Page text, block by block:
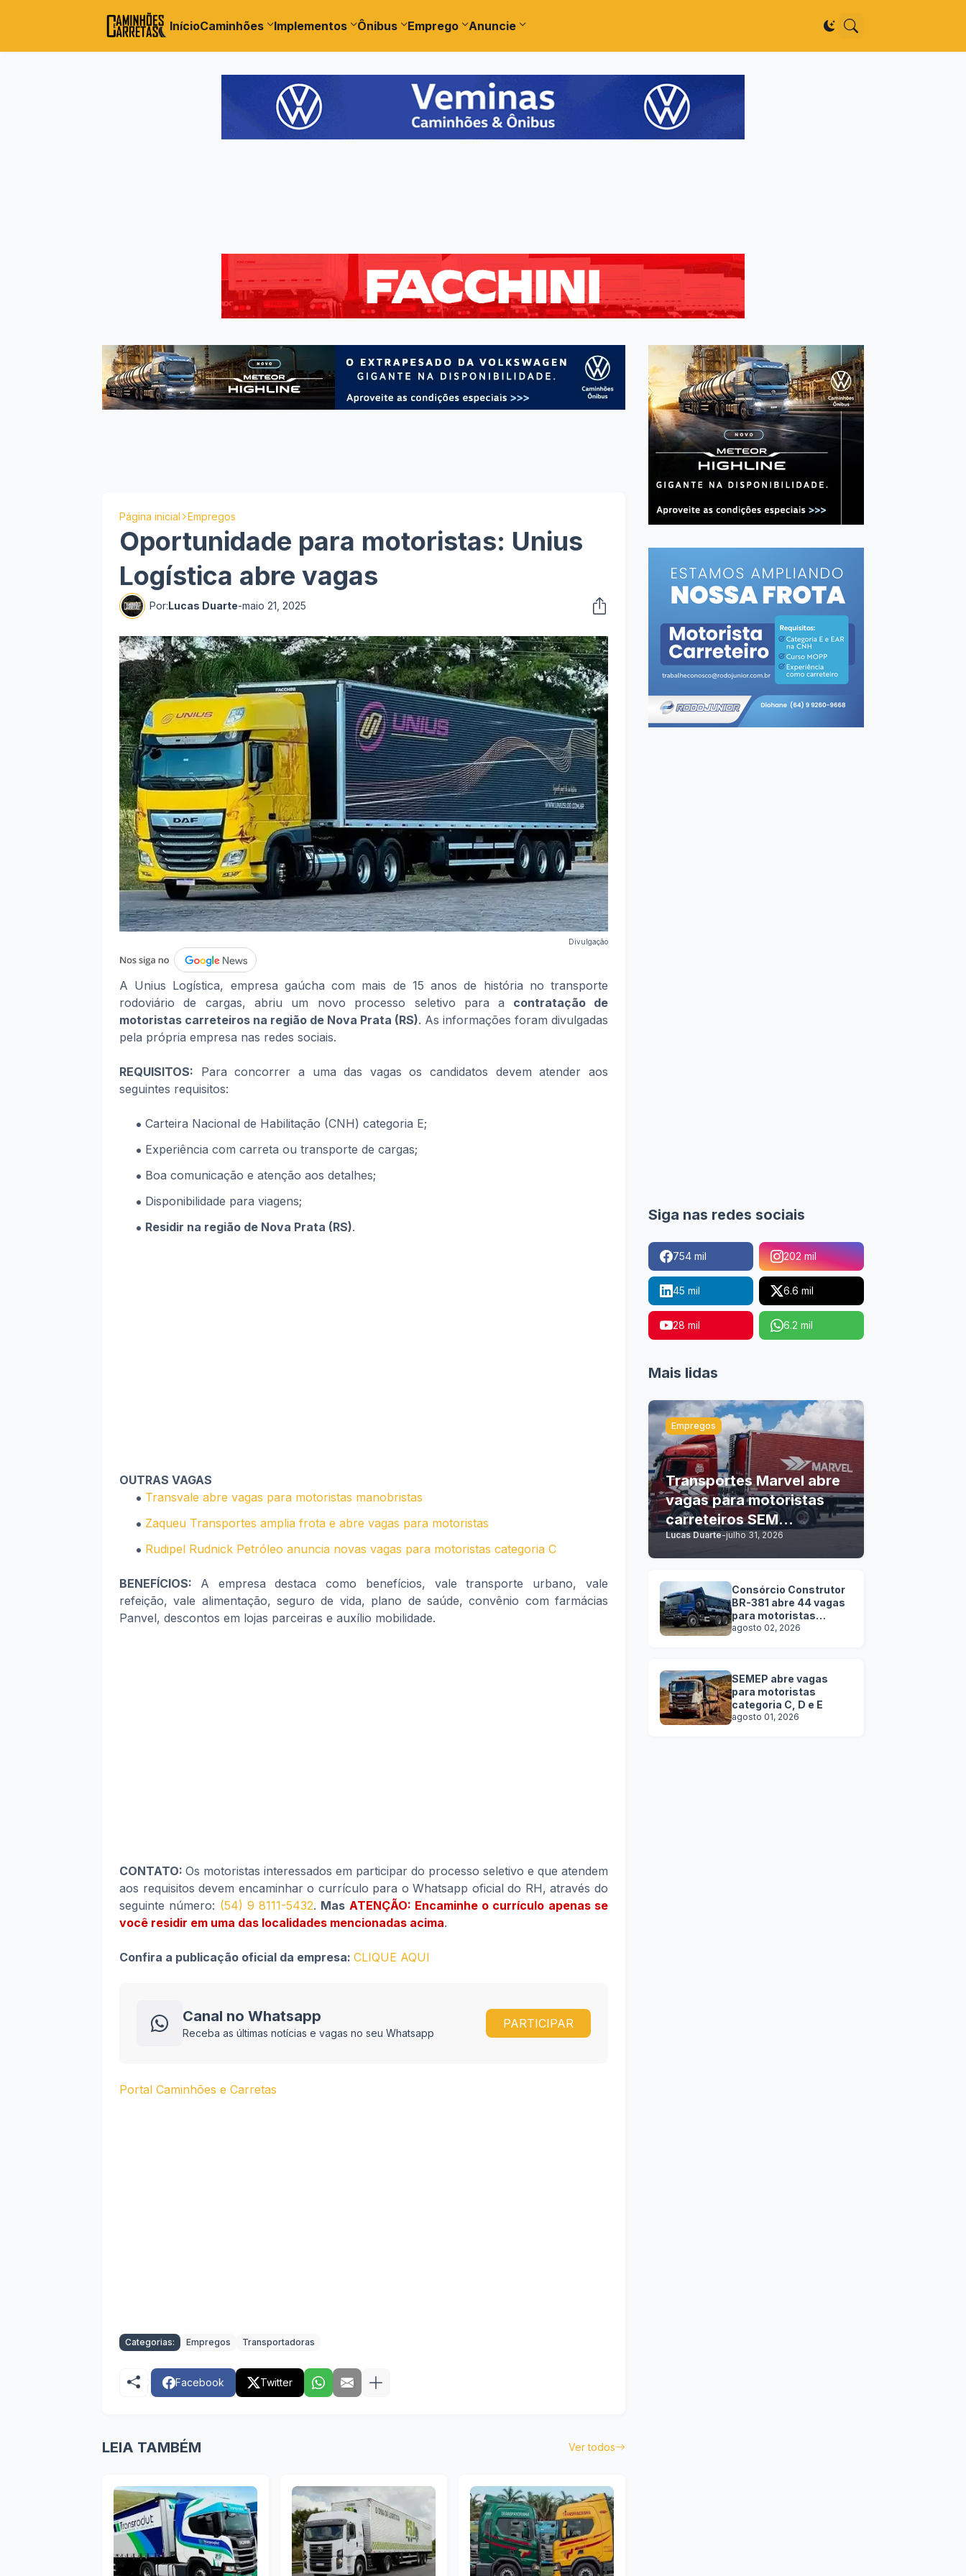
InícioCaminhões Implementos Ônibus Emprego Anuncie
Página inicial Empregos
Oportunidade para motoristas: Unius
Logística abre vagas
Por:Lucas Duarte-maio 21, 2025
Divulgação
A Unius Logística, empresa gaúcha com mais de 15 anos de história no transporte
rodoviário de cargas, abriu um novo processo seletivo para a contratação de
motoristas carreteiros na região de Nova Prata (RS). As informações foram divulgadas
pela própria empresa nas redes sociais.
REQUISITOS: Para concorrer a uma das vagas os candidatos devem atender aos
seguintes requisitos:
Carteira Nacional de Habilitação (CNH) categoria E;
Experiência com carreta ou transporte de cargas;
Boa comunicação e atenção aos detalhes;
Disponibilidade para viagens;
Residir na região de Nova Prata (RS).
OUTRAS VAGAS
Transvale abre vagas para motoristas manobristas
Zaqueu Transportes amplia frota e abre vagas para motoristas
Rudipel Rudnick Petróleo anuncia novas vagas para motoristas categoria C
BENEFÍCIOS: A empresa destaca como benefícios, vale transporte urbano, vale
refeição, vale alimentação, seguro de vida, plano de saúde, convênio com farmácias
Panvel, descontos em lojas parceiras e auxílio mobilidade.
CONTATO: Os motoristas interessados em participar do processo seletivo e que atendem
aos requisitos devem encaminhar o currículo para o Whatsapp oficial do RH, através do
seguinte número: (54) 9 8111-5432. Mas ATENÇÃO: Encaminhe o currículo apenas se
você residir em uma das localidades mencionadas acima.
Confira a publicação oficial da empresa: CLIQUE AQUI
Canal no Whatsapp
Receba as últimas notícias e vagas no seu Whatsapp
PARTICIPAR
Portal Caminhões e Carretas
Categorias: Empregos Transportadoras
Facebook Twitter
LEIA TAMBÉM Ver todos
Siga nas redes sociais
754 mil 202 mil
45 mil 6.6 mil
28 mil 6.2 mil
Mais lidas
Empregos
Transportes Marvel abre
vagas para motoristas
carreteiros SEM
EXPERIÊNCIA
Lucas Duarte-julho 31, 2026
Consórcio Construtor
BR-381 abre 44 vagas
para motoristas
categoria C, D e E
agosto 02, 2026
SEMEP abre vagas
para motoristas
categoria C, D e E
agosto 01, 2026